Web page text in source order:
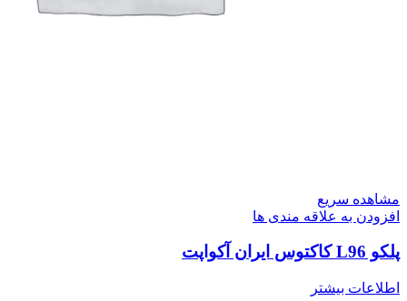
مشاهده سریع
افزودن به علاقه مندی ها
پلکو L96 کاکتوس ایران آکواپت
اطلاعات بیشتر